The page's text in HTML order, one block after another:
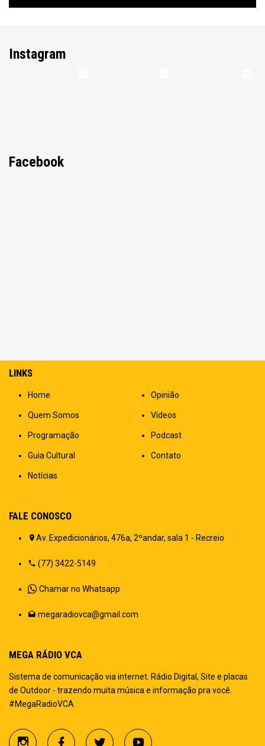
Instagram
Facebook
LINKS
Home
Quem Somos
Programação
Guia Cultural
Notícias
Opinião
Vídeos
Podcast
Contato
FALE CONOSCO
Av. Expedicionários, 476a, 2ºandar, sala 1 - Recreio
(77) 3422-5149
Chamar no Whatsapp
megaradiovca@gmail.com
MEGA RÁDIO VCA
Sistema de comunicação via internet. Rádio Digital, Site e placas
de Outdoor - trazendo muita música e informação pra você.
#MegaRadioVCA